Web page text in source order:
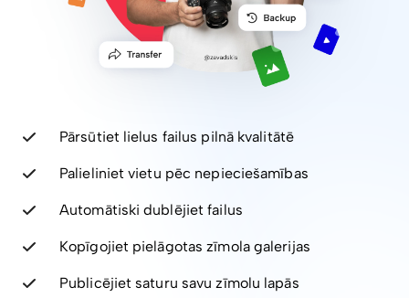
Pārsūtiet lielus failus pilnā kvalitātē
Palieliniet vietu pēc nepieciešamības
Automātiski dublējiet failus
Kopīgojiet pielāgotas zīmola galerijas
Publicējiet saturu savu zīmolu lapās